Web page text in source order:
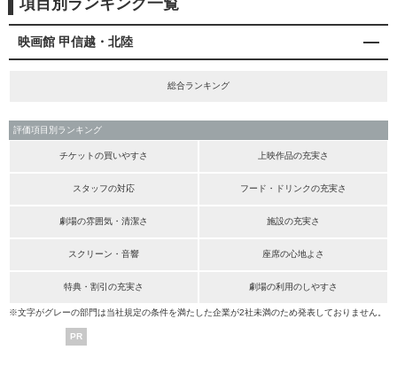
項目別ランキング一覧
映画館 甲信越・北陸
総合ランキング
評価項目別ランキング
チケットの買いやすさ 上映作品の充実さ
スタッフの対応 フード・ドリンクの充実さ
劇場の雰囲気・清潔さ 施設の充実さ
スクリーン・音響 座席の心地よさ
特典・割引の充実さ 劇場の利用のしやすさ
※文字がグレーの部門は当社規定の条件を満たした企業が2社未満のため発表しておりません。
PR